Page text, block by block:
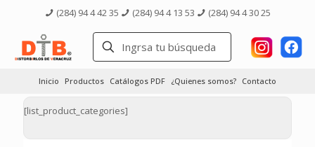
(284) 94 4 42 35 (284) 94 4 13 53 (284) 94 4 30 25
Inicio Productos Catálogos PDF ¿Quienes somos? Contacto
[list_product_categories]